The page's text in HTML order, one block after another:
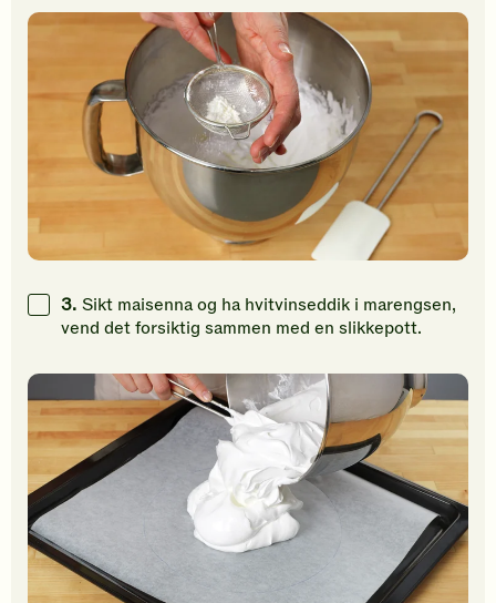
3. Sikt maisenna og ha hvitvinseddik i marengsen,
vend det forsiktig sammen med en slikkepott.